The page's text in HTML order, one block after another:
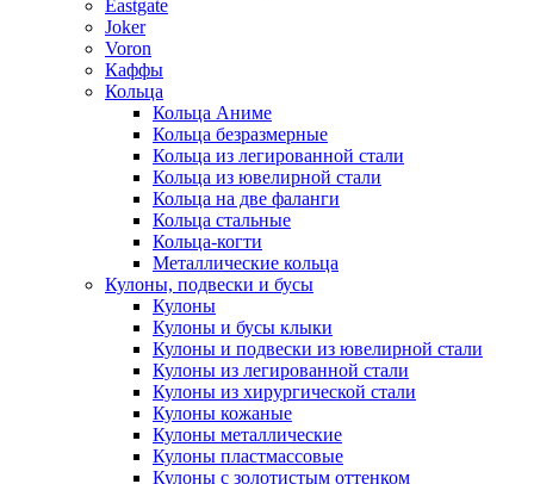
Eastgate
Joker
Voron
Каффы
Кольца
Кольца Аниме
Кольца безразмерные
Кольца из легированной стали
Кольца из ювелирной стали
Кольца на две фаланги
Кольца стальные
Кольца-когти
Металлические кольца
Кулоны, подвески и бусы
Кулоны
Кулоны и бусы клыки
Кулоны и подвески из ювелирной стали
Кулоны из легированной стали
Кулоны из хирургической стали
Кулоны кожаные
Кулоны металлические
Кулоны пластмассовые
Кулоны с золотистым оттенком